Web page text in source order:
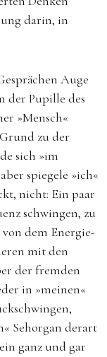
darin, in
Auge
der Pupille des
»Mensch«
zu der
sich »im
spiegele »ich«
nicht: Ein paar
schwingen, zu
dem Energie-
mit den
der fremden
in »meinen«
Sehorgan derart
ganz und gar